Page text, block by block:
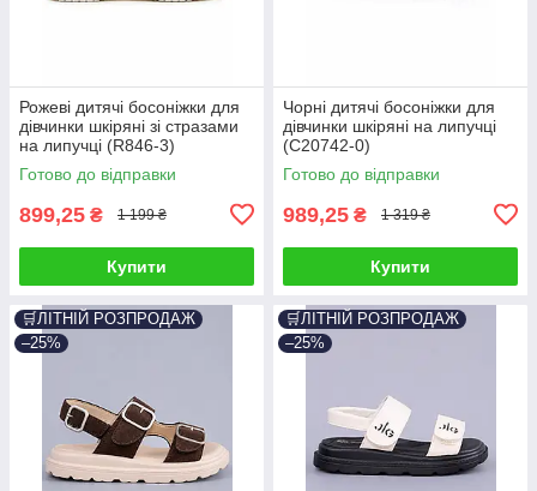
Рожеві дитячі босоніжки для
дівчинки шкіряні зі стразами
на липучці (R846-3)
Готово до відправки
899,25 ₴ 1 199 ₴
Купити
Чорні дитячі босоніжки для
дівчинки шкіряні на липучці
(C20742-0)
Готово до відправки
989,25 ₴ 1 319 ₴
Купити
🛒ЛІТНІЙ РОЗПРОДАЖ
–25%
🛒ЛІТНІЙ РОЗПРОДАЖ
–25%